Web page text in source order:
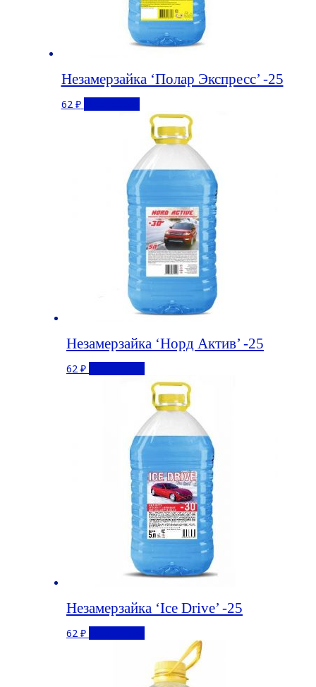
Незамерзайка ‘Полар Экспресс’ -25
62 ₽
Незамерзайка ‘Норд Актив’ -25
62 ₽
Незамерзайка ‘Ice Drive’ -25
62 ₽